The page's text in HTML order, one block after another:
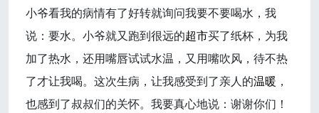
小爷看我的病情有了好转就询问我要不要喝水，我
说：要水。小爷就又跑到很远的超市买了纸杯，为我
加了热水，还用嘴唇试试水温，又用嘴吹风，待不热
了才让我喝。这次生病，让我感受到了亲人的温暖 ，
也感到了叔叔们的关怀。我要真心地说：谢谢你们！